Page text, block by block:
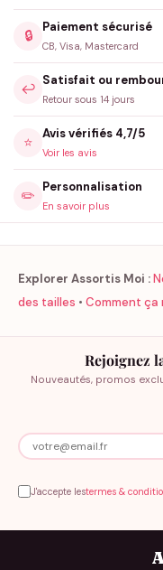
🔒
Paiement sécurisé
CB, Visa, Mastercard
↩️
Satisfait ou
Retour sous 14 jours
⭐
Avis vérifiés 4,7/5
Voir les avis
✏️
Personnalisation
En savoir plus
Explorer Assortis Moi :
des tailles • Comment ça
Rejoignez
Nouveautés, promos
J'accepte lestermes &